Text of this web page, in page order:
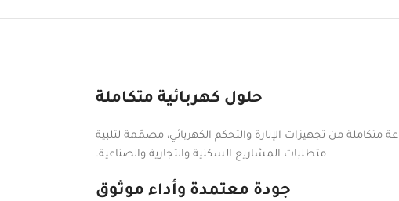
حلول كهربائية متكاملة
من تجهيزات الإنارة والتحكم الكهربائي، مصمّمة لتلبية
متطلبات المشاريع السكنية والتجارية والصناعية.
جودة معتمدة وأداء موثوق